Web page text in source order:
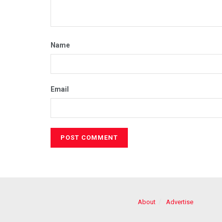
Name
Email
About Advertise